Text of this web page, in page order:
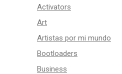
Activators
Art
Artistas por mi mundo
Bootloaders
Business